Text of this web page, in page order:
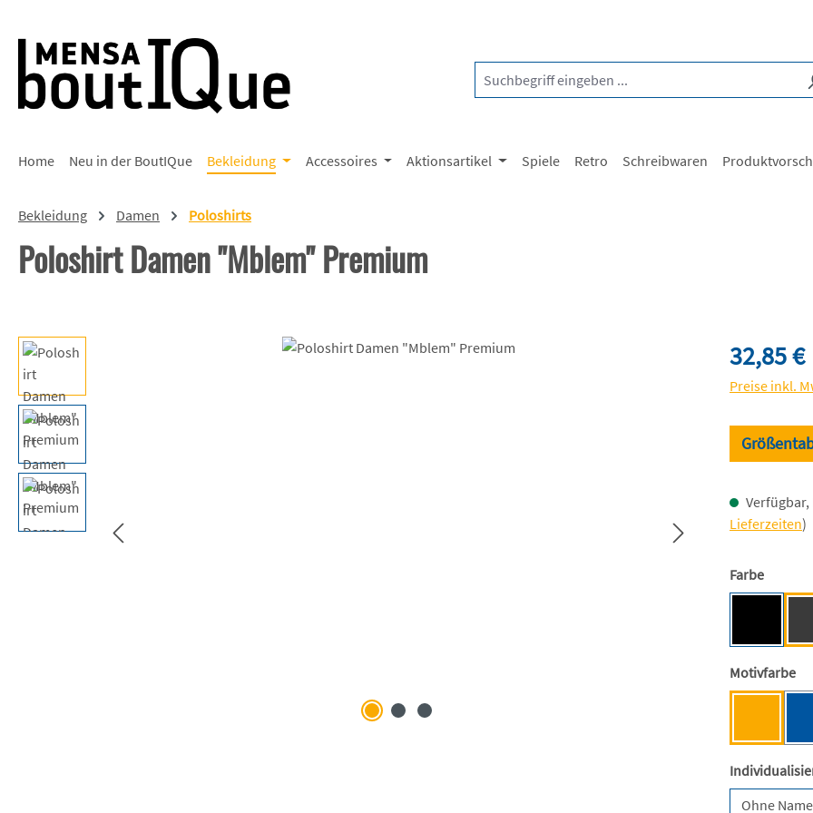
Home Neu in der BoutIQue Bekleidung Accessoires Aktionsartikel Spiele Retro Schreibwaren
Bekleidung Damen Poloshirts
Poloshirt Damen "Mblem" Premium
Bildergalerie überspringen Regulärer
32,85 €
Preise inkl.
Verfügbar,
Lieferzeiten)
Farbe
Motivfarbe
Ohne